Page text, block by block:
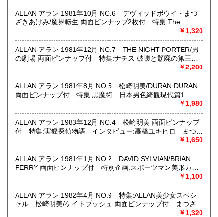
お取り扱いは、趣味のものすべてにわたります。
グラビアアイドル雑誌(キャンディーズなどの昔の女優・アイ
ドルも歓迎)
古マンガ・アニメロマンアルバム系、イラスト集、
美少女ゲーム、プレミアゲーム、攻略本・設定資料集
映画パンフレット、プレミアトイ、音楽
どんなジャンルでも買取することができます。
東京近郊出張買取していますのでお気軽にご相談ください。
線)
最寄駅：神保町駅 御茶ノ水駅
営業時間：12:00-20:00
定休日：なし 年末は30日午後5時に閉店、年始は3日正午よ
書籍の買取について
メール web@bookdash.net または専用ページでお問い合
わせください。
お電話 03-3219-5991でも受け付けております。
ALLAN アラン 1981年10月 NO.6 デヴィッドボウイ・まつ
ざきあけみ/魔界転生 両面ピンナップ2枚付 特集:The
cracked world of DAVID BOWIE 日本男色綺観番外編 世界
拷問史 伊東愛子・久掛彦見・沙川聖 他 月刊OUT増刊号
耽美系
￥1,320
ALLAN アラン 1981年12月 NO.7 THE NIGHT PORTER/男
の劇場 両面ピンナップ付 特集:ナチス 破壊と頹廃の第三帝
国 まつざきあけみ・山田章博・久掛彦見 他 月刊OUT増刊
号 耽美系
￥2,200
ALLAN アラン 1981年8月 NO.5 松崎明美/DURAN DURAN
両面ピンナップ付 特集:黒魔術 日本男色綺観現代篇1 ま
つざきあけみ・久掛彦見・飛鳥翔・嶺愁麻・山田章博 月刊
OUT増刊号 耽美系
￥1,980
ALLAN アラン 1983年12月 NO.4 松崎明美 両面ピンナップ
付 特集:実録探偵物語 インタビュー:高橋ユキヒロ まつざ
きあけみ・木村べん 他 少女のための耽美派マガジン 隔月
刊 耽美系
￥1,650
ALLAN アラン 1981年1月 NO.2 DAVID SYLVIAN/BRIAN
FERRY 両面ピンナップ付 特別企画:スポーツマン美形カタ
ログ まつざきあけみ・久掛彦見・岡田純子・冬木えみ・波
津彬子 他 少女のための耽美派マガジン 月刊OUT増刊号
耽美系
￥1,100
ALLAN アラン 1982年4月 NO.9 特集:ALLAN美少女スペシ
ャル 松崎明美/ケイトブッシュ 両面ピンナップ付 まつざき
あけみ・久掛彦見・山田章博 他 月刊OUT増刊号 耽美系
￥1,320